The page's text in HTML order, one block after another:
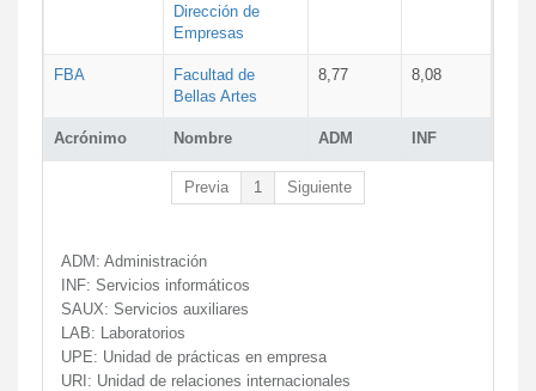
Acrónimo Nombre ADM INF
Dirección de
Empresas
FBA
Facultad de
Bellas Artes
8,77 8,08
Previa 1 Siguiente
ADM: Administración
INF: Servicios informáticos
SAUX: Servicios auxiliares
LAB: Laboratorios
UPE: Unidad de prácticas en empresa
URI: Unidad de relaciones internacionales